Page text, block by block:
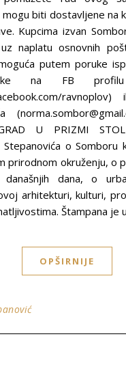
biti dostavljene na
Kupcima izvan
naplatu osnovnih
putem poruke
na FB profilu
U PRIZMI
o Somboru
prirodnom okruženju, o
dana, o
arhitekturi, kulturi,
Štampana je
OPŠIRNIJE